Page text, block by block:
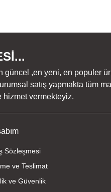
güncel ,en yeni, en populer
satış yapmakta tüm
hizmet vermekteyiz.
Sözleşmesi
ve Teslimat
ve Güvenlik